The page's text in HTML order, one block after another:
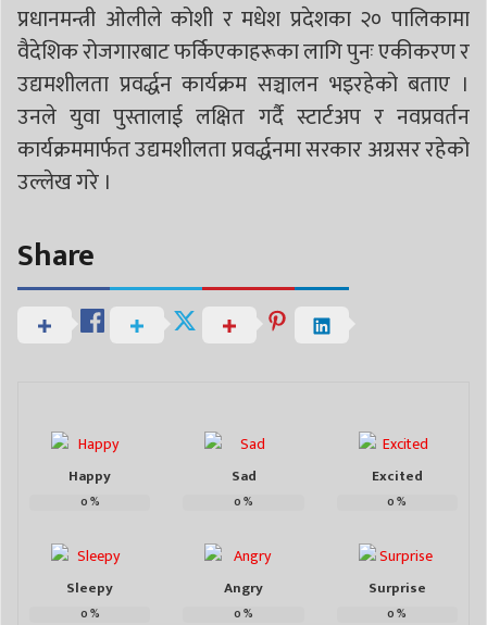
प्रधानमन्त्री ओलीले कोशी र मधेश प्रदेशका २० पालिकामा
वैदेशिक रोजगारबाट फर्किएकाहरूका लागि पुनः एकीकरण र
उद्यमशीलता प्रवर्द्धन कार्यक्रम सञ्चालन भइरहेको बताए ।
उनले युवा पुस्तालाई लक्षित गर्दै स्टार्टअप र नवप्रवर्तन
कार्यक्रममार्फत उद्यमशीलता प्रवर्द्धनमा सरकार अग्रसर रहेको
उल्लेख गरे ।
Share
Happy
0%
Sad
0%
Excited
0%
Sleepy
0%
Angry
0%
Surprise
0%